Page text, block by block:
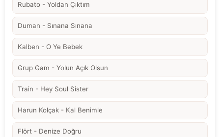
Rubato - Yoldan Çıktım
Duman - Sınana Sınana
Kalben - O Ye Bebek
Grup Gam - Yolun Açık Olsun
Train - Hey Soul Sister
Harun Kolçak - Kal Benimle
Flört - Denize Doğru